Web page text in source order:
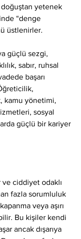
yetenek
“denge
üstlenirler.
güçlü sezgi,
sabır, ruhsal
başarı
kamu yönetimi,
sosyal
güçlü bir kariyer
ciddiyet odaklı
fazla sorumluluk
veya aşırı
Bu kişiler kendi
ancak dışarıya